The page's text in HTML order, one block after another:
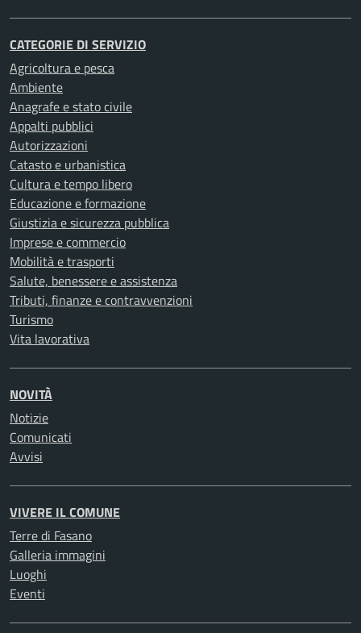
CATEGORIE DI SERVIZIO
Agricoltura e pesca
Ambiente
Anagrafe e stato civile
Appalti pubblici
Autorizzazioni
Catasto e urbanistica
Cultura e tempo libero
Educazione e formazione
Giustizia e sicurezza pubblica
Imprese e commercio
Mobilità e trasporti
Salute, benessere e assistenza
Tributi, finanze e contravvenzioni
Turismo
Vita lavorativa
NOVITÀ
Notizie
Comunicati
Avvisi
VIVERE IL COMUNE
Terre di Fasano
Galleria immagini
Luoghi
Eventi